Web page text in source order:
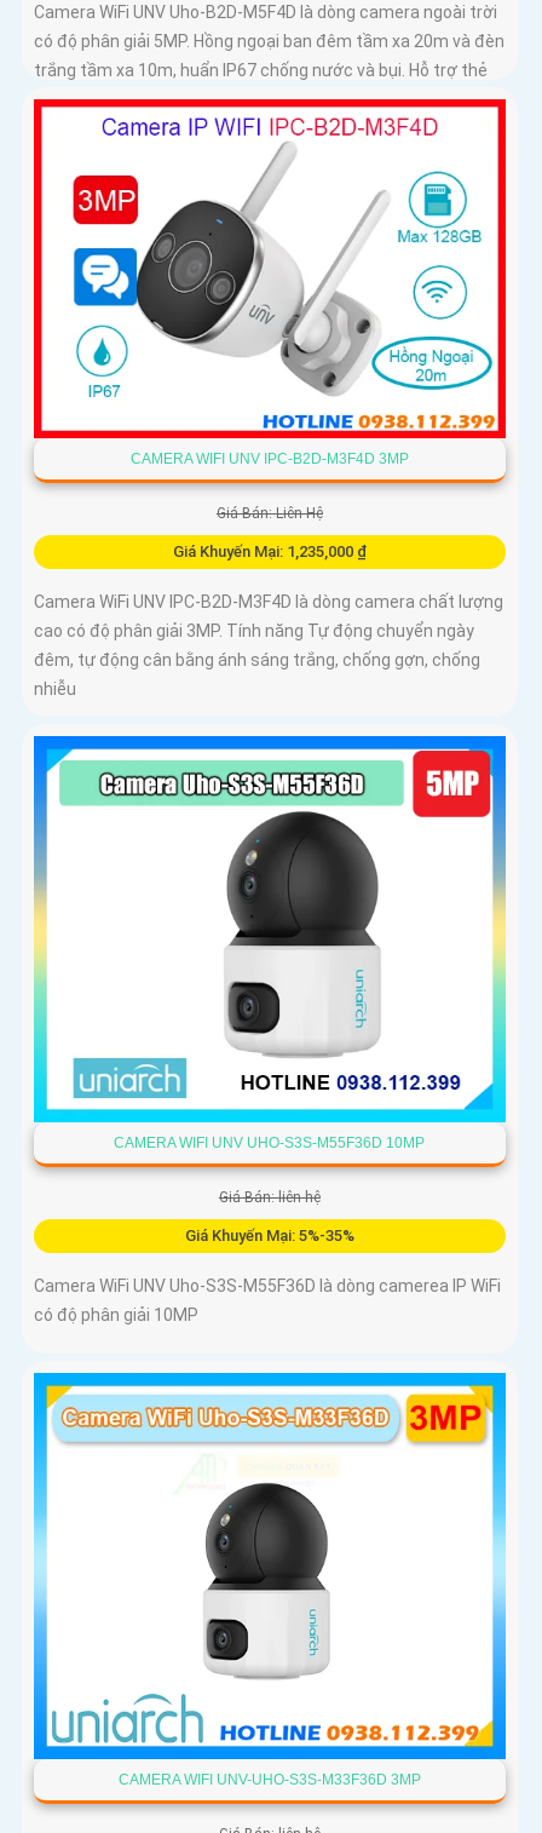
Camera WiFi UNV Uho-B2D-M5F4D là dòng camera ngoài trời
có độ phân giải 5MP. Hồng ngoại ban đêm tầm xa 20m và đèn
trắng tầm xa 10m, huẩn IP67 chống nước và bụi. Hỗ trợ thẻ
nhớ MicroSD tối đa 128GB
CAMERA WIFI UNV IPC-B2D-M3F4D 3MP
Giá Bán: Liên Hệ
Giá Khuyến Mại: 1,235,000 ₫
Camera WiFi UNV IPC-B2D-M3F4D là dòng camera chất lượng
cao có độ phân giải 3MP. Tính năng Tự động chuyển ngày
đêm, tự động cân bằng ánh sáng trắng, chống gợn, chống
nhiễu
CAMERA WIFI UNV UHO-S3S-M55F36D 10MP
Giá Bán: liên hệ
Giá Khuyến Mại: 5%-35%
Camera WiFi UNV Uho-S3S-M55F36D là dòng camerea IP WiFi
có độ phân giải 10MP
CAMERA WIFI UNV-UHO-S3S-M33F36D 3MP